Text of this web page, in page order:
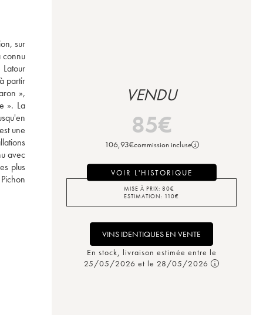
sur
connu
partir
»,
». La
une
avec
plus
VENDU
85€
106,93€commission incluse
VOIR L'HISTORIQUE
MISE À PRIX: 80€
ESTIMATION: 110€
VINS IDENTIQUES EN VENTE
En stock, livraison estimée entre le
25/05/2026 et le 28/05/2026